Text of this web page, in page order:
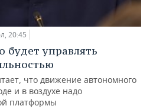
20:45
будет управлять
что движение автономного
и в воздухе надо
платформы